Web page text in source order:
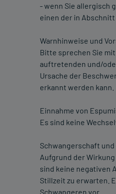
- wenn Sie allergisch
einen der in
Warnhinweise und
Bitte sprechen Sie
auftretenden und/
Ursache der
erkannt werden kann.
Einnahme von
Es sind keine
Schwangerschaft
Aufgrund der
sind keine negativen
Stillzeit zu erwarten.
Schwangeren vor.